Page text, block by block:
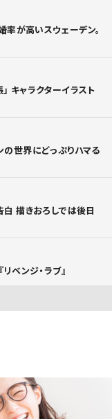
が高いスウェーデン。
キャラクターイラスト
世界にどっぷりハマる
白 描きおろしでは後日
ベンジ・ラブ』